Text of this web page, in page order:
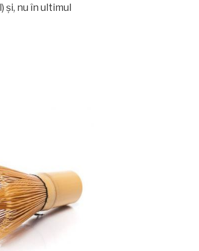
nu în ultimul